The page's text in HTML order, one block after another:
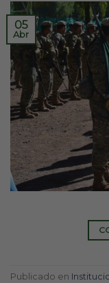
05
Abr
Publicado en